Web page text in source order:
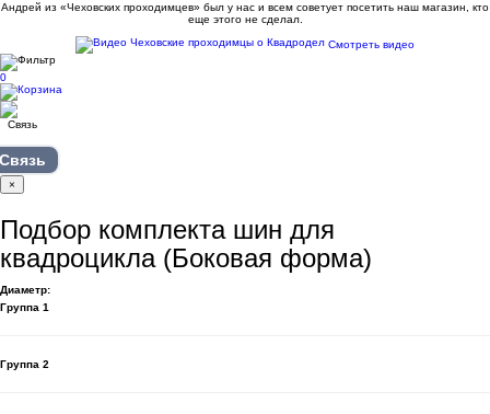
Андрей из «Чеховских проходимцев» был у нас и всем советует посетить наш магазин, кто
еще этого не сделал.
Смотреть видео
0
×
Подбор комплекта шин для
квадроцикла (Боковая форма)
Диаметр:
Группа 1
Группа 2